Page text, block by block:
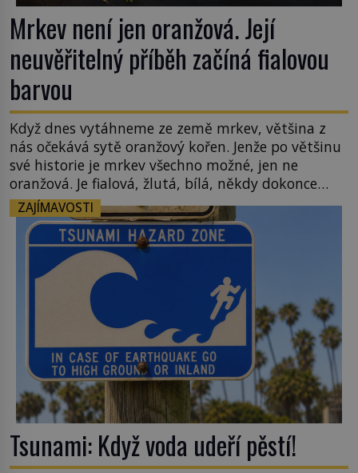
Mrkev není jen oranžová. Její
neuvěřitelný příběh začíná fialovou
barvou
Když dnes vytáhneme ze země mrkev, většina z
nás očekává sytě oranžový kořen. Jenže po většinu
své historie je mrkev všechno možné, jen ne
oranžová. Je fialová, žlutá, bílá, někdy dokonce
téměř černá. Až díky stovkám let pečlivého
šlechtění se z ní stává zelenina, bez které si českou
zahradu ani nedokážeme představit. Její příběh je
ZAJÍMAVOSTI
Tsunami: Když voda udeří pěstí!